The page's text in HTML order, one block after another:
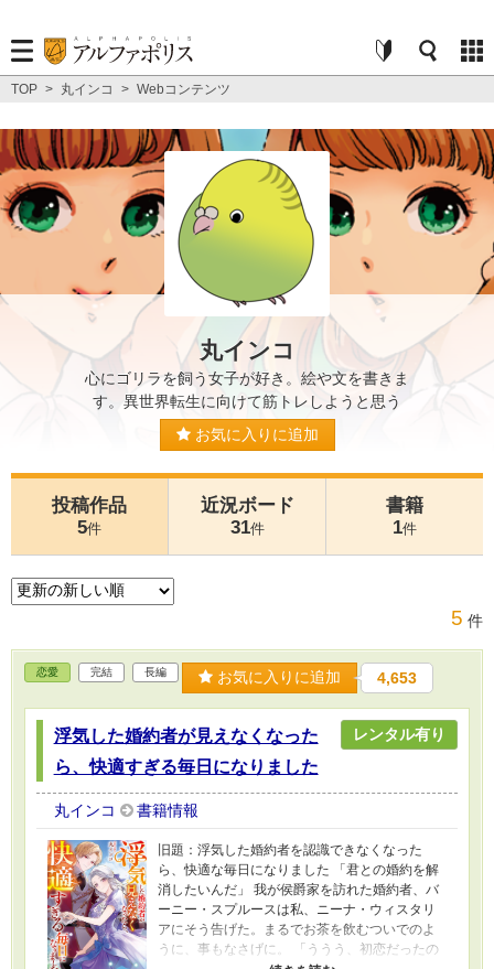
TOP > 丸インコ > Webコンテンツ
丸インコ
心にゴリラを飼う女子が好き。絵や文を書きま
す。異世界転生に向けて筋トレしようと思う
お気に入りに追加
投稿作品
5件
近況ボード
31件
書籍
1件
5 件
恋愛 完結 長編 お気に入りに追加 4,653
浮気した婚約者が見えなくなった
ら、快適すぎる毎日になりました
レンタル有り
丸インコ 書籍情報
旧題：浮気した婚約者を認識できなくなった
ら、快適な毎日になりました 「君との婚約を解
消したいんだ」 我が侯爵家を訪れた婚約者、バ
ーニー・スプルースは私、ニーナ・ウィスタリ
アにそう告げた。まるでお茶を飲むついでのよ
うに、事もなさげに。 「ううう、初恋だったの